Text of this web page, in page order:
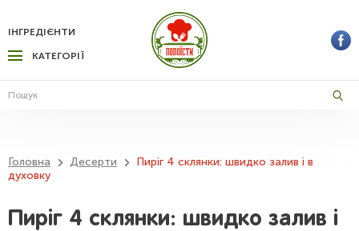
КАТЕГОРІЇ
ІНГРЕДІЄНТИ
Головна Десерти
Пиріг 4 склянки: швидко залив і в
духовку
Пиріг 4 склянки: швидко залив і